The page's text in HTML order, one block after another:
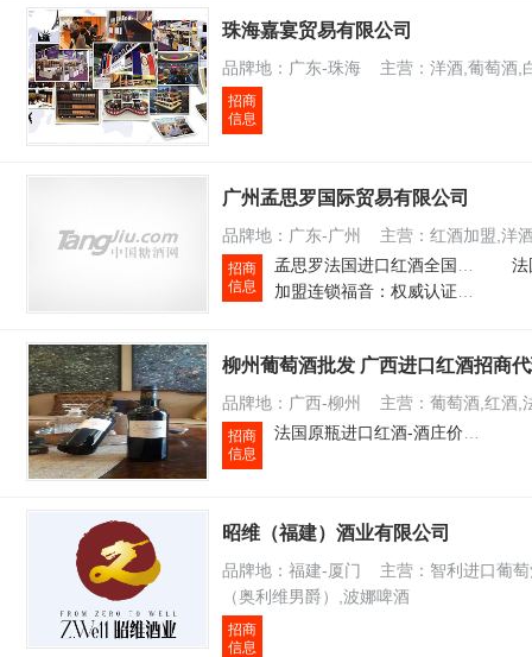
珠海嘉宴贸易有限公司
品牌地：广东-珠海 主营：洋酒,葡萄酒,
招商
信息
广州孟思罗国际贸易有限公司
品牌地：广东-广州 主营：红酒加盟,洋
招商
信息
柳州葡萄酒批发 广西进口红酒招商
品牌地：广西-柳州 主营：葡萄酒,红酒,
招商
信息
昭维（福建）酒业有限公司
品牌地：福建-厦门 主营：智利进口葡萄
（奥利维男爵）,波娜啤酒
招商
信息